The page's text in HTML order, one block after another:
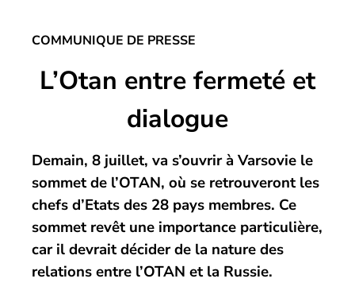
COMMUNIQUE DE PRESSE
L’Otan entre fermeté et
dialogue
Demain, 8 juillet, va s’ouvrir à Varsovie le
sommet de l’OTAN, où se retrouveront les
chefs d’Etats des 28 pays membres. Ce
sommet revêt une importance particulière,
car il devrait décider de la nature des
relations entre l’OTAN et la Russie.